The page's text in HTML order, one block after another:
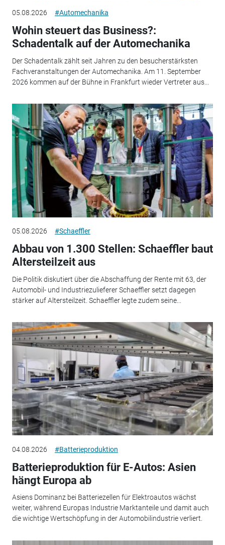
05.08.2026 #Automechanika
Wohin steuert das Business?:
Schadentalk auf der Automechanika
Der Schadentalk zählt seit Jahren zu den besucherstärksten
Fachveranstaltungen der Automechanika. Am 11. September
2026 kommen auf der Bühne in Frankfurt wieder Vertreter aus...
05.08.2026 #Schaeffler
Abbau von 1.300 Stellen: Schaeffler baut
Altersteilzeit aus
Die Politik diskutiert über die Abschaffung der Rente mit 63, der
Automobil- und Industriezulieferer Schaeffler setzt dagegen
stärker auf Altersteilzeit. Schaeffler legte zudem seine...
04.08.2026 #Batterieproduktion
Batterieproduktion für E-Autos: Asien
hängt Europa ab
Asiens Dominanz bei Batteriezellen für Elektroautos wächst
weiter, während Europas Industrie Marktanteile und damit auch
die wichtige Wertschöpfung in der Automobilindustrie verliert.